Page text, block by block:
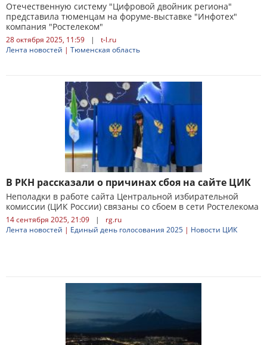
Отечественную систему "Цифровой двойник региона"
представила тюменцам на форуме-выставке "Инфотех"
компания "Ростелеком"
28 октября 2025, 11:59 |
t-l.ru
Лента новостей | Тюменская область
В РКН рассказали о причинах сбоя на сайте ЦИК
Неполадки в работе сайта Центральной избирательной
комиссии (ЦИК России) связаны со сбоем в сети Ростелекома
14 сентября 2025, 21:09 |
rg.ru
Лента новостей | Единый день голосования 2025 | Новости ЦИК